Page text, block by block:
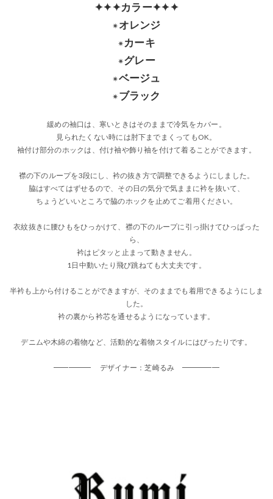
✦✦✦カラー✦✦✦
✴︎ オレンジ
✴︎ カーキ
✴︎グレー
✴︎ベージュ
✴︎ ブラック
緩めの袖口は、寒いときはそのままで冷気をカバー。
見られたくない時には肘下までまくってもOK。
袖付け部分のホックは、付け袖や飾り袖を付けて着ることができます。
襟の下のループを3段にし、衿の抜き方で調整できるようにしました。
脇はすべてはずせるので、その日の気分で気ままに衿を抜いて、
ちょうどいいところで脇のホックを止めてご着用ください。
衣紋抜きに腰ひもをひっかけて、襟の下のループに引っ掛けてひっぱった
ら、
衿はピタッと止まって動きません。
1日中動いたり飛び跳ねても大丈夫です。
半衿も上から付けることができますが、そのままでも着用できるようにしま
した。
衿の裏から衿芯を通せるようになっています。
デニムや木綿の着物など、活動的な着物スタイルにはぴったりです。
━━━━━ デザイナー：芝崎るみ ━━━━━